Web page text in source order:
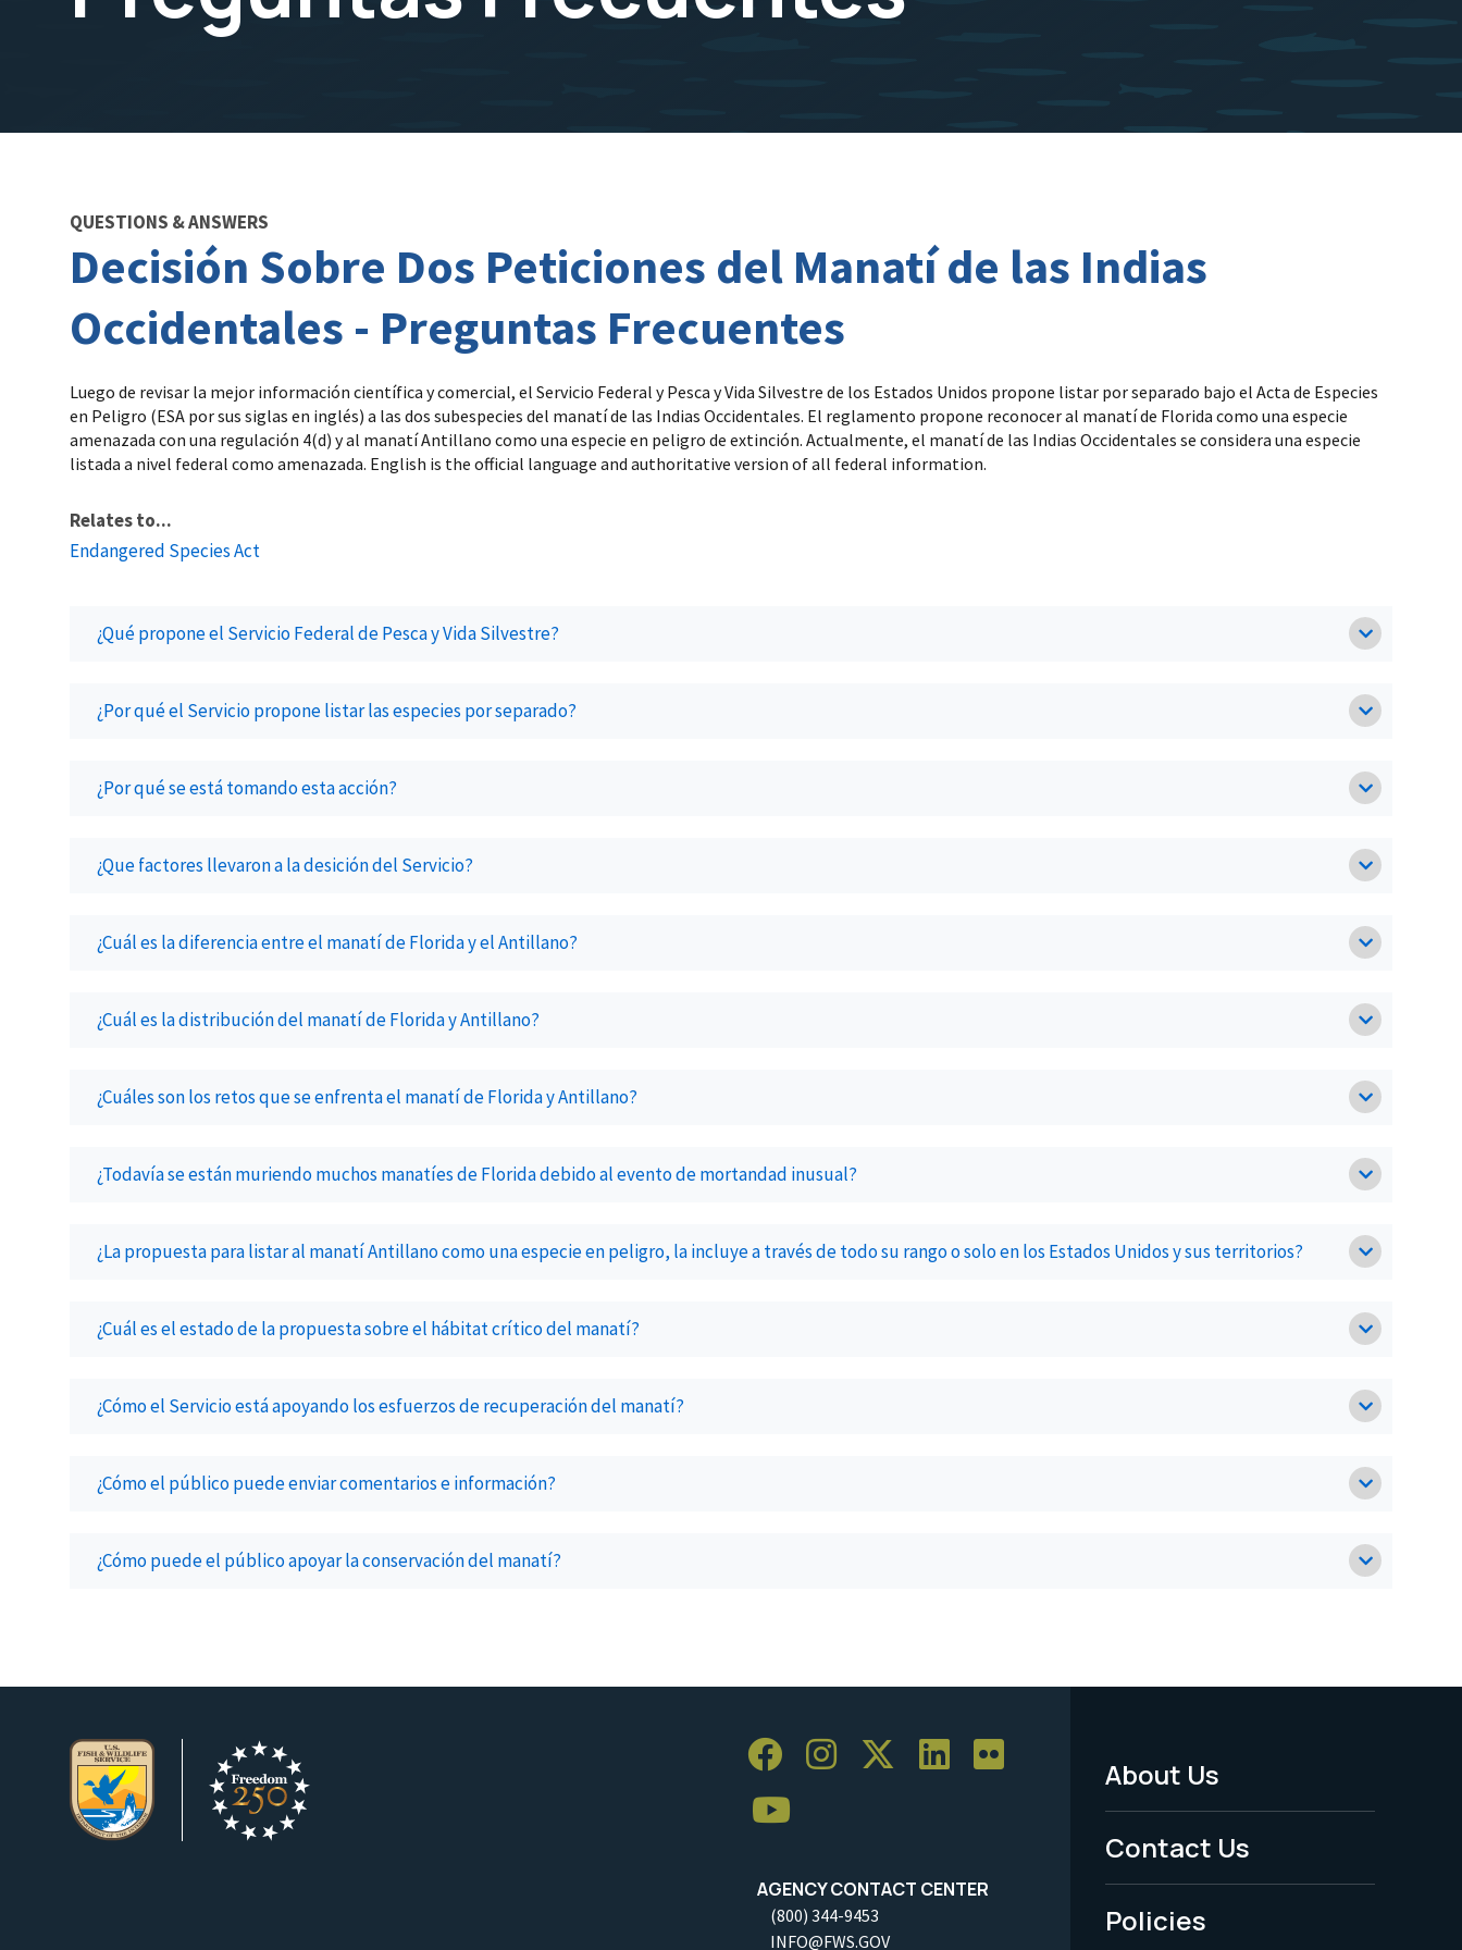
QUESTIONS & ANSWERS
Decisión Sobre Dos Peticiones del Manatí de las Indias
Occidentales - Preguntas Frecuentes
Luego de revisar la mejor información científica y comercial, el Servicio Federal y Pesca y Vida Silvestre de los Estados Unidos propone listar por separado bajo el Acta de Especies
en Peligro (ESA por sus siglas en inglés) a las dos subespecies del manatí de las Indias Occidentales. El reglamento propone reconocer al manatí de Florida como una especie
amenazada con una regulación 4(d) y al manatí Antillano como una especie en peligro de extinción. Actualmente, el manatí de las Indias Occidentales se considera una especie
listada a nivel federal como amenazada. English is the official language and authoritative version of all federal information.
Relates to...
Endangered Species Act
¿Qué propone el Servicio Federal de Pesca y Vida Silvestre?
¿Por qué el Servicio propone listar las especies por separado?
¿Por qué se está tomando esta acción?
¿Que factores llevaron a la desición del Servicio?
¿Cuál es la diferencia entre el manatí de Florida y el Antillano?
¿Cuál es la distribución del manatí de Florida y Antillano?
¿Cuáles son los retos que se enfrenta el manatí de Florida y Antillano?
¿Todavía se están muriendo muchos manatíes de Florida debido al evento de mortandad inusual?
¿La propuesta para listar al manatí Antillano como una especie en peligro, la incluye a través de todo su rango o solo en los Estados Unidos y sus territorios?
¿Cuál es el estado de la propuesta sobre el hábitat crítico del manatí?
¿Cómo el Servicio está apoyando los esfuerzos de recuperación del manatí?
¿Cómo el público puede enviar comentarios e información?
¿Cómo puede el público apoyar la conservación del manatí?
AGENCY CONTACT CENTER
(800) 344-9453
INFO@FWS.GOV
Footer
Menu
-
Legal
About Us
Contact Us
Policies